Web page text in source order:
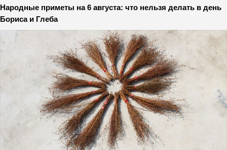
Народные приметы на 6 августа: что нельзя делать в день
Бориса и Глеба